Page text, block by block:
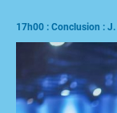
17h00 : Conclusion :